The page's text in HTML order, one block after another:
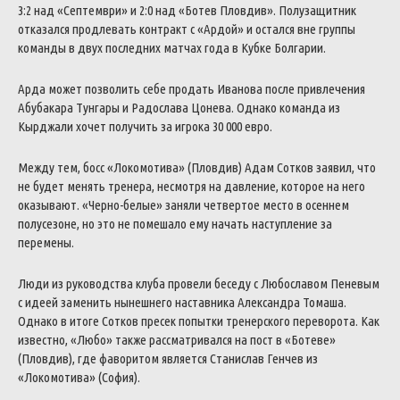
3:2 над «Септември» и 2:0 над «Ботев Пловдив». Полузащитник
отказался продлевать контракт с «Ардой» и остался вне группы
команды в двух последних матчах года в Кубке Болгарии.
Арда может позволить себе продать Иванова после привлечения
Абубакара Тунгары и Радослава Цонева. Однако команда из
Кырджали хочет получить за игрока 30 000 евро.
Между тем, босс «Локомотива» (Пловдив) Адам Сотков заявил, что
не будет менять тренера, несмотря на давление, которое на него
оказывают. «Черно-белые» заняли четвертое место в осеннем
полусезоне, но это не помешало ему начать наступление за
перемены.
Люди из руководства клуба провели беседу с Любославом Пеневым
с идеей заменить нынешнего наставника Александра Томаша.
Однако в итоге Сотков пресек попытки тренерского переворота. Как
известно, «Любо» также рассматривался на пост в «Ботеве»
(Пловдив), где фаворитом является Станислав Генчев из
«Локомотива» (София).